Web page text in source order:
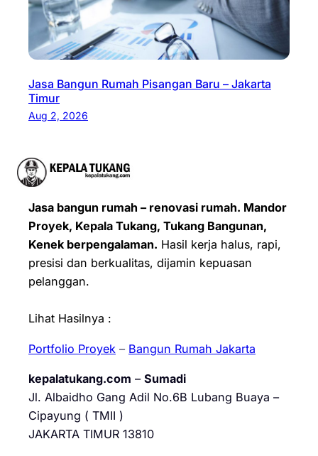
Jasa Bangun Rumah Pisangan Baru – Jakarta
Timur
Aug 2, 2026
Jasa bangun rumah – renovasi rumah. Mandor
Proyek, Kepala Tukang, Tukang Bangunan,
Kenek berpengalaman. Hasil kerja halus, rapi,
presisi dan berkualitas, dijamin kepuasan
pelanggan.
Lihat Hasilnya :
Portfolio Proyek – Bangun Rumah Jakarta
kepalatukang.com – Sumadi
Jl. Albaidho Gang Adil No.6B Lubang Buaya –
Cipayung ( TMII )
JAKARTA TIMUR 13810